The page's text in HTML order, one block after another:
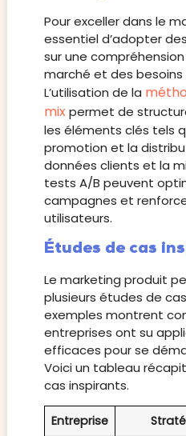
Pour exceller dans le
essentiel d’adopter
sur une
marché et des
L’utilisation de la
mixpermet de
les éléments clés tels
promotion et la
données clients et la
tests A/B peuvent
campagnes et
utilisateurs.
Études de cas
Le marketing produit
plusieurs études de
exemples montrent
entreprises ont su
efficaces pour se
Voici un tableau
cas inspirants.
Entreprise